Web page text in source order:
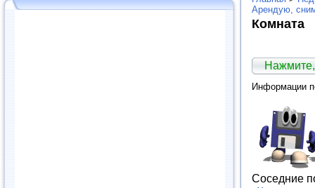
Арендую,
Комната
Информации
Соседние